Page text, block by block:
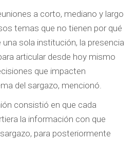
a corto, mediano y largo
temas que no tienen por qué
sola institución, la presencia
articular desde hoy mismo
que impacten
del sargazo, mencionó.
consistió en que cada
la información con que
para posteriormente